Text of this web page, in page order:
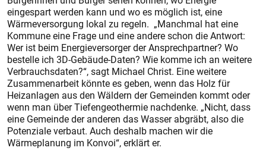
eingespart werden kann und wo es möglich ist, eine
Wärmeversorgung lokal zu regeln. „Manchmal hat eine
Kommune eine Frage und eine andere schon die Antwort:
Wer ist beim Energieversorger der Ansprechpartner? Wo
bestelle ich 3D-Gebäude-Daten? Wie komme ich an weitere
Verbrauchsdaten?“, sagt Michael Christ. Eine weitere
Zusammenarbeit könnte es geben, wenn das Holz für
Heizanlagen aus den Wäldern der Gemeinden kommt oder
wenn man über Tiefengeothermie nachdenke. „Nicht, dass
eine Gemeinde der anderen das Wasser abgräbt, also die
Potenziale verbaut. Auch deshalb machen wir die
Wärmeplanung im Konvoi“, erklärt er.